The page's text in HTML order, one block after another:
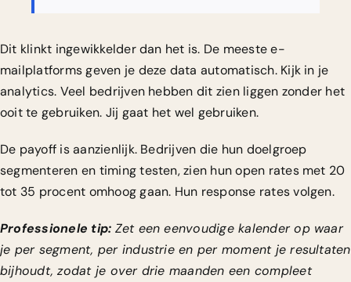
Dit klinkt ingewikkelder dan het is. De meeste e-
mailplatforms geven je deze data automatisch. Kijk in je
analytics. Veel bedrijven hebben dit zien liggen zonder het
ooit te gebruiken. Jij gaat het wel gebruiken.
De payoff is aanzienlijk. Bedrijven die hun doelgroep
segmenteren en timing testen, zien hun open rates met 20
tot 35 procent omhoog gaan. Hun response rates volgen.
Professionele tip: Zet een eenvoudige kalender op waar
je per segment, per industrie en per moment je resultaten
bijhoudt, zodat je over drie maanden een compleet